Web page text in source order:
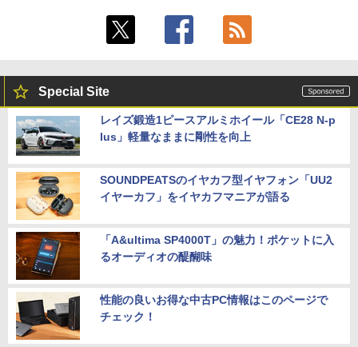
Special Site
レイズ鍛造1ピースアルミホイール「CE28 N-p
lus」軽量なままに剛性を向上
SOUNDPEATSのイヤカフ型イヤフォン「UU2
イヤーカフ」をイヤカフマニアが語る
「A&ultima SP4000T」の魅力！ポケットに入
るオーディオの醍醐味
性能の良いお得な中古PC情報はこのページで
チェック！